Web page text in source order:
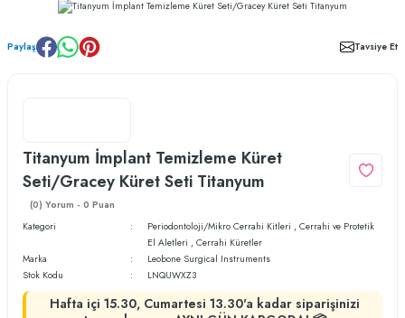
Paylaş Tavsiye Et
Titanyum İmplant Temizleme Küret
Seti/Gracey Küret Seti Titanyum
(0) Yorum - 0 Puan
Kategori
Periodontoloji/Mikro Cerrahi Kitleri ,Cerrahi ve Protetik
El Aletleri ,Cerrahi Küretler
Marka
Leobone Surgical Instruments
Stok Kodu
LNQUWXZ3
Hafta içi 15.30, Cumartesi 13.30'a kadar siparişinizi